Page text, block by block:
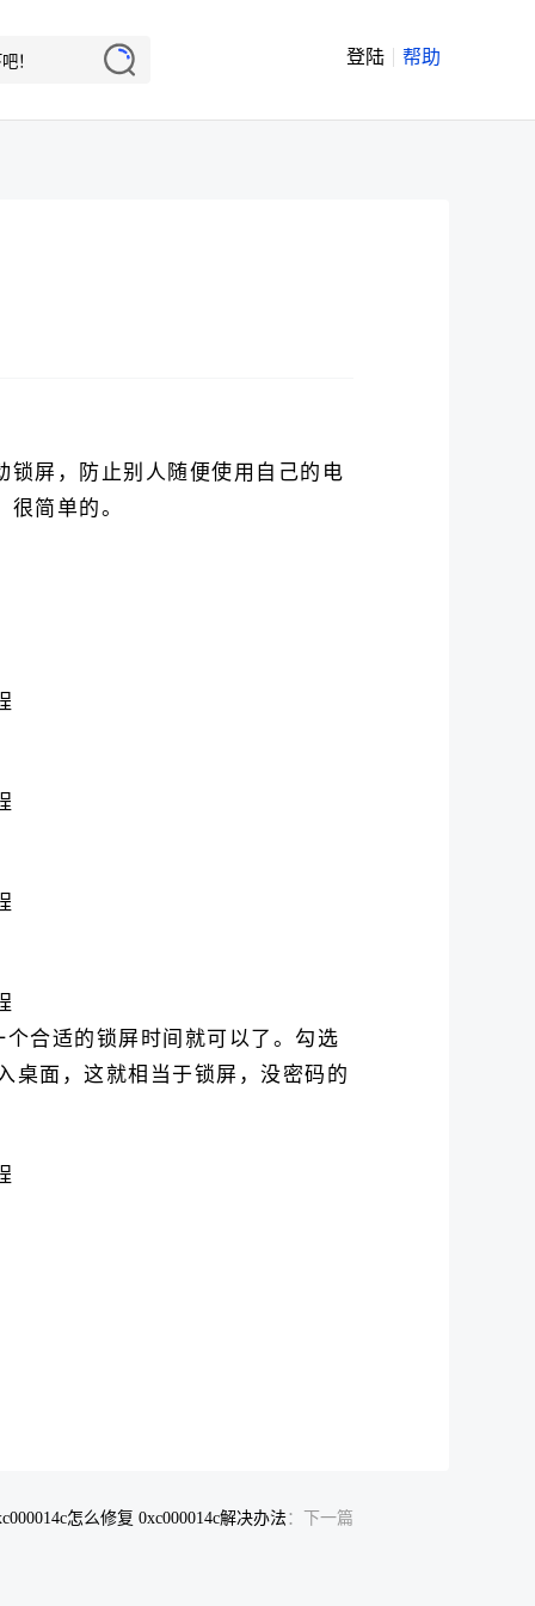
登陆 帮助
屏，防止别人随便使用自己的电
简单的。
合适的锁屏时间就可以了。勾选
桌面，这就相当于锁屏，没密码的
怎么修复 0xc000014c解决办法：下一篇